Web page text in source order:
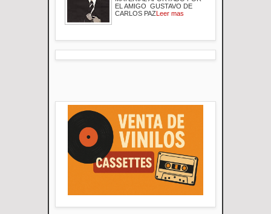
EL AMIGO GUSTAVO DE
CARLOS PAZLeer mas